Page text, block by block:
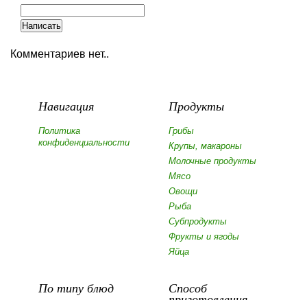
Комментариев нет..
Навигация
Политика
конфиденциальности
Продукты
Грибы
Крупы, макароны
Молочные продукты
Мясо
Овощи
Рыба
Субпродукты
Фрукты и ягоды
Яйца
По типу блюд Способ